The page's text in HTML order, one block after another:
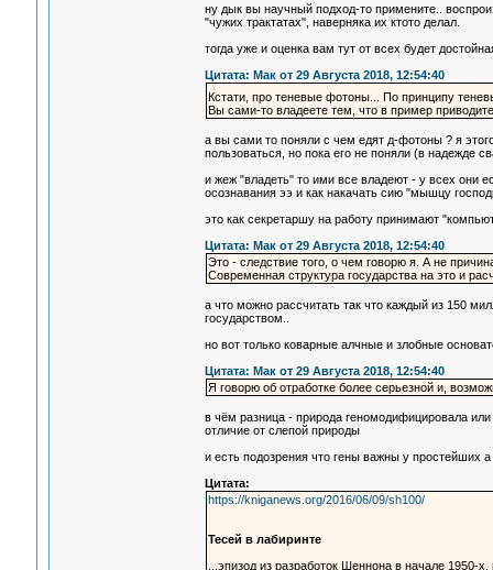
ну дык вы научный подход-то примените..
"чужих трактатах", наверняка их ктото делал.
тогда уже и оценка вам тут от всех будет
Цитата: Мак от 29 Августа 2018, 12:54:40
Кстати, про теневые фотоны... По принципу
Вы сами-то владеете тем, что в пример
а вы сами то поняли с чем едят д-фотоны ? я
пользоваться, но пока его не поняли (в надежде
и жеж "владеть" то ими все владеют - у всех они
осознавания ээ и как накачать сию "мышцу
это как секретаршу на работу принимают
Цитата: Мак от 29 Августа 2018, 12:54:40
Это - следствие того, о чем говорю я. А не
Современная структура государства на это и
а что можно рассчитать так что каждый из 150
государством..
но вот только коварные алчные и злобные
Цитата: Мак от 29 Августа 2018, 12:54:40
Я говорю об отработке более серьезной и,
в чём разница - природа геномодифицировала
отличие от слепой природы
и есть подозрения что гены важны у простейших
Цитата:
https://kniganews.org/2016/06/09/sh100/
Тесей в лабиринте
...эпизод из разработок Шеннона в начале 1950-